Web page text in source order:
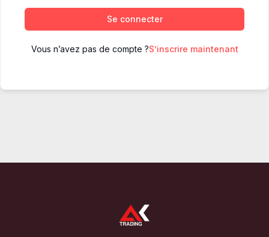
Se connecter
Vous n’avez pas de compte ?S’inscrire maintenant